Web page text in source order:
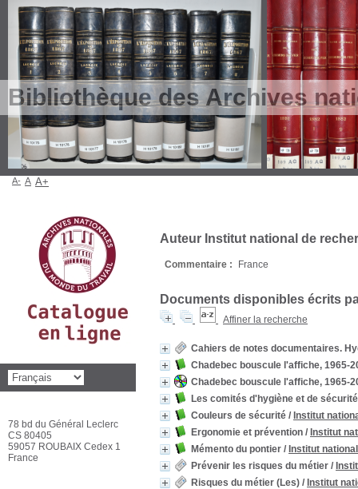
Bibliothèque des Archives
Auteur Institut national de
Commentaire : France
Documents disponibles écrits
Affiner la recherche
Cahiers de notes documentaires.
Chadebec bouscule l'affiche, 1965-
Chadebec bouscule l'affiche, 1965-
Les comités d'hygiène et de sécurité
Couleurs de sécurité / Institut
Ergonomie et prévention / Institut
Mémento du pontier / Institut
Prévenir les risques du métier /
Risques du métier (Les) / Institut
A- A A+
78 bd du Général Leclerc
CS 80405
59057 ROUBAIX Cedex 1
France